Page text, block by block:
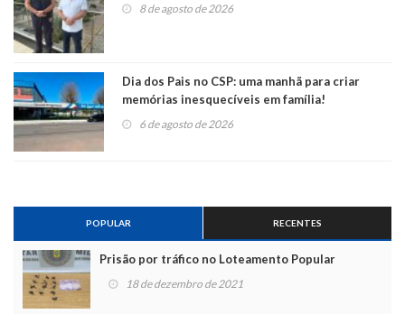
8 de agosto de 2026
Dia dos Pais no CSP: uma manhã para criar
memórias inesquecíveis em família!
6 de agosto de 2026
POPULAR RECENTES
Prisão por tráfico no Loteamento Popular
18 de dezembro de 2021